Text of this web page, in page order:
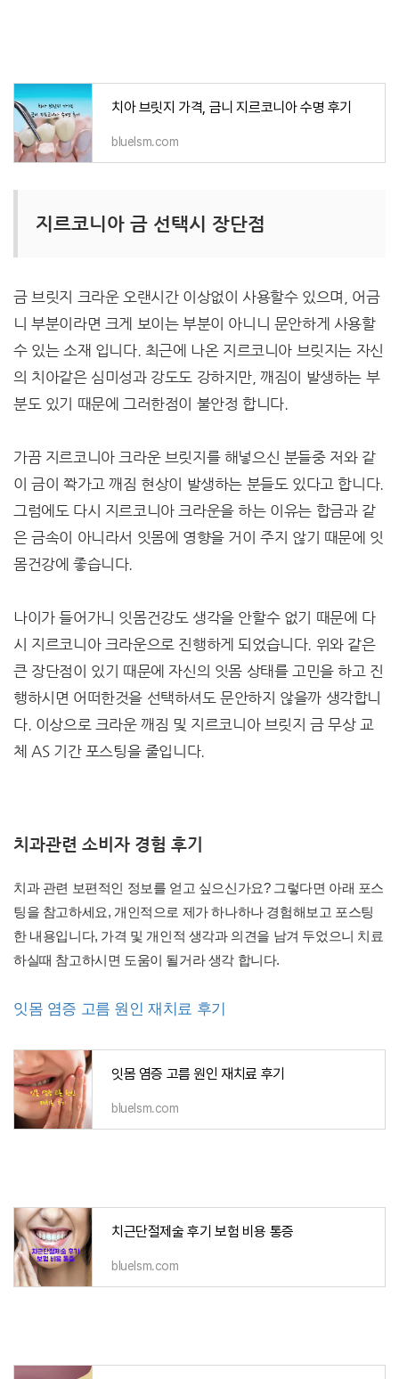
치아 브릿지 가격, 금니 지르코니아 수명 후기
bluelsm.com
지르코니아 금 선택시 장단점
금 브릿지 크라운 오랜시간 이상없이 사용할수 있으며, 어금
니 부분이라면 크게 보이는 부분이 아니니 문안하게 사용할
수 있는 소재 입니다. 최근에 나온 지르코니아 브릿지는 자신
의 치아같은 심미성과 강도도 강하지만, 깨짐이 발생하는 부
분도 있기 때문에 그러한점이 불안정 합니다.
가끔 지르코니아 크라운 브릿지를 해넣으신 분들중 저와 같
이 금이 쫙가고 깨짐 현상이 발생하는 분들도 있다고 합니다.
그럼에도 다시 지르코니아 크라운을 하는 이유는 합금과 같
은 금속이 아니라서 잇몸에 영향을 거이 주지 않기 때문에 잇
몸건강에 좋습니다.
나이가 들어가니 잇몸건강도 생각을 안할수 없기 때문에 다
시 지르코니아 크라운으로 진행하게 되었습니다. 위와 같은
큰 장단점이 있기 때문에 자신의 잇몸 상태를 고민을 하고 진
행하시면 어떠한것을 선택하셔도 문안하지 않을까 생각합니
다. 이상으로 크라운 깨짐 및 지르코니아 브릿지 금 무상 교
체 AS 기간 포스팅을 줄입니다.
치과관련 소비자 경험 후기
치과 관련 보편적인 정보를 얻고 싶으신가요? 그렇다면 아래 포스
팅을 참고하세요, 개인적으로 제가 하나하나 경험해보고 포스팅
한 내용입니다, 가격 및 개인적 생각과 의견을 남겨 두었으니 치료
하실때 참고하시면 도움이 될거라 생각 합니다.
잇몸 염증 고름 원인 재치료 후기
잇몸 염증 고름 원인 재치료 후기
bluelsm.com
치근단절제술 후기 보험 비용 통증
bluelsm.com